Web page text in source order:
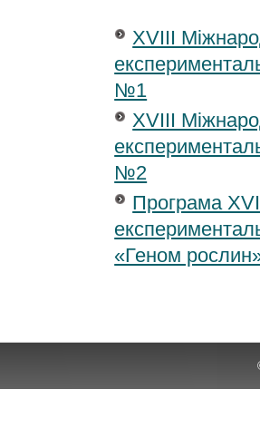
XVIII
№1
XVIII
№2
Програма
«Геном